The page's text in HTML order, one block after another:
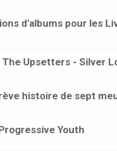
d'albums pour les
The Upsetters - Silver
histoire de sept
Youth